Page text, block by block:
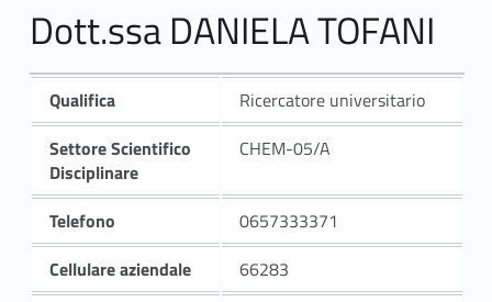
Dott.ssa DANIELA TOFANI
Qualifica
Ricercatore universitario
Settore Scientifico
Disciplinare
CHEM-05/A
Telefono
0657333371
Cellulare aziendale
66283